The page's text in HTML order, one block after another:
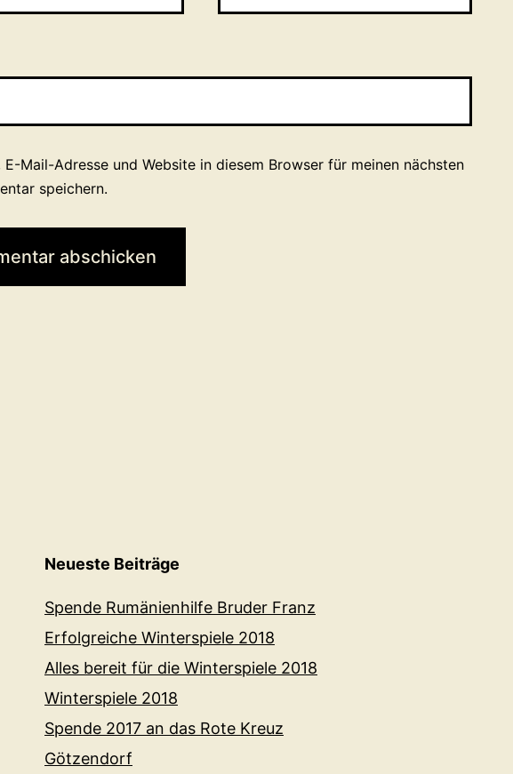
E-Mail-Adresse und Website in diesem Browser für meinen nächsten
speichern.
Neueste Beiträge
Spende Rumänienhilfe Bruder Franz
Erfolgreiche Winterspiele 2018
Alles bereit für die Winterspiele 2018
Winterspiele 2018
Spende 2017 an das Rote Kreuz
Götzendorf